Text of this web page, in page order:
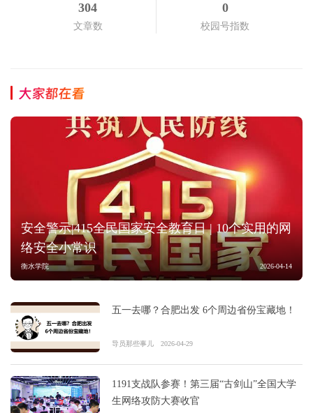
304
文章数
0
校园号指数
大家都在看
安全警示|415全民国家安全教育日 | 10个实用的网
络安全小常识
衡水学院 2026-04-14
五一去哪？合肥出发 6个周边省份宝藏地！
导员那些事儿 2026-04-29
1191支战队参赛！第三届“古剑山”全国大学
生网络攻防大赛收官